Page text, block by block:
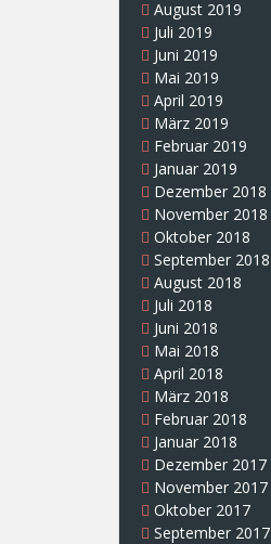
August 2019
Juli 2019
Juni 2019
Mai 2019
April 2019
März 2019
Februar 2019
Januar 2019
Dezember 2018
November 2018
Oktober 2018
September 2018
August 2018
Juli 2018
Juni 2018
Mai 2018
April 2018
März 2018
Februar 2018
Januar 2018
Dezember 2017
November 2017
Oktober 2017
September 2017